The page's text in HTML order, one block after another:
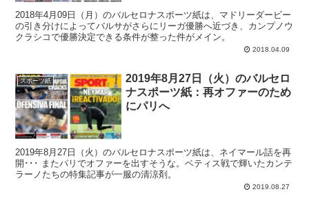
2018年4月09日（月）のバルセロナスポーツ紙は、マドリーダービー
の引き分けによってバルサがさらにリーガ優勝へ近づき、カンプノウ
クラシコで優勝決定できる条件が整った件がメイン。
2018.04.09
スポーツ紙
2019年8月27日（火）のバルセロ
ナスポーツ紙：再オファーのため
にパリへ
2019年8月27日（火）のバルセロナスポーツ紙は、ネイマール話を再
開･･･ またパリでオファーを出すそうな。ベティス戦で輝いたカンテ
ラーノたちの特集記事が一服の清涼剤。
2019.08.27